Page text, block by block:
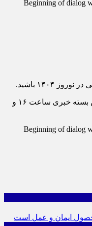
Beginning of dialog
۱۴۰۴ باشید.
به گزارش پایگاه خبری خراسان تایم،این بسته خبری ساعت ۱۶ و
Beginning of dialog